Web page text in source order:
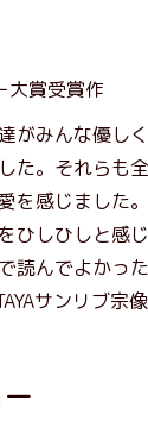
大賞受賞作
がみんな優し
た。それらも
を感じました
ひしひしと感
読んでよか
サンリブ宗